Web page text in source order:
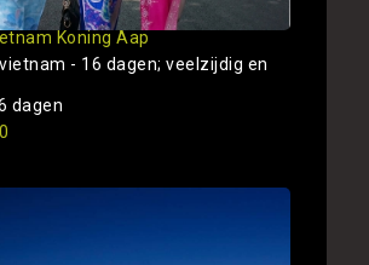
Koning Aap
- 16 dagen; veelzijdig en
dagen